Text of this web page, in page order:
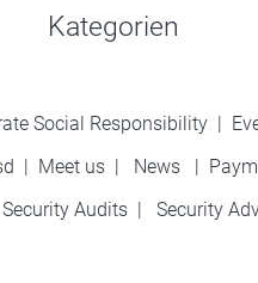
Kategorien
Social Responsibility|
Meet us| News
Security Audits| Security